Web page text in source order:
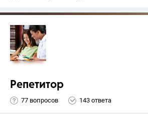
Репетитор
77 вопросов 143 ответа